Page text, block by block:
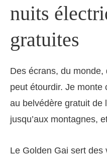
nuits
gratuites
Des écrans, du monde,
peut étourdir. Je monte
au belvédère gratuit de
jusqu’aux montagnes,
Le Golden Gai sert